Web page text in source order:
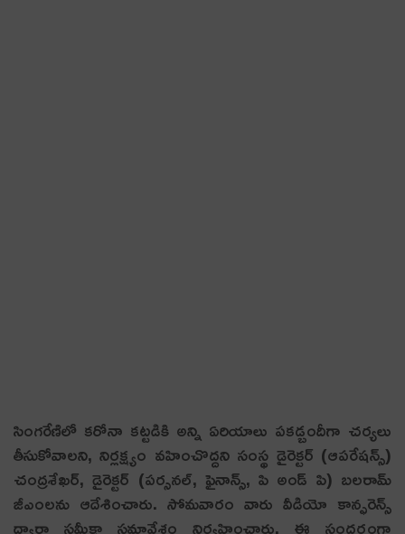
సింగరేణిలో కరోనా కట్టడికి అన్ని ఏరియాలు పకడ్బందీగా చర్యలు
తీసుకోవాలని, నిర్లక్ష్యం వహించొద్దని సంస్థ డైరెక్టర్ (ఆపరేషన్స్)
చంద్రశేఖర్, డైరెక్టర్ (పర్సనల్, ఫైనాన్స్, పి అండ్ పి) బలరామ్
జీఎంలను ఆదేశించారు. సోమవారం వారు వీడియో కాన్ఫరెన్స్
ద్వారా సమీక్షా సమావేశం నిర్వహించారు. ఈ సందర్భంగా